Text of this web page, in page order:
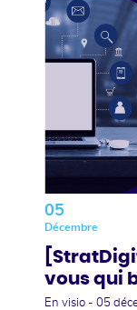
05
Décembre
vous qui
En visio - 05